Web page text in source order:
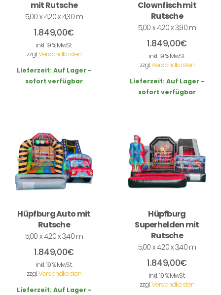
mit Rutsche
5,00 x 4,20 x 4,30 m
1.849,00€
inkl. 19 % MwSt.
zzgl.Versandkosten
Lieferzeit: Auf Lager -
sofort verfügbar
Clownfisch mit
Rutsche
5,00 x 4,20 x 3,90 m
1.849,00€
inkl. 19 % MwSt.
zzgl.Versandkosten
Lieferzeit: Auf Lager -
sofort verfügbar
Hüpfburg Auto mit
Rutsche
5,00 x 4,20 x 3,40 m
1.849,00€
inkl. 19 % MwSt.
zzgl.Versandkosten
Lieferzeit: Auf Lager -
Hüpfburg
Superhelden mit
Rutsche
5,00 x 4,20 x 3,40 m
1.849,00€
inkl. 19 % MwSt.
zzgl.Versandkosten